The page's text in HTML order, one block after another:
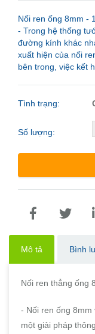
Nối ren ống 8mm -
- Trong hệ thống
đường kính khác
xuất hiện của nối
bên trong, việc kết
Tình trạng:
Số lượng:
Mô tả Bình
Nối ren thẳng ống
- Nối ren ống
một giải pháp